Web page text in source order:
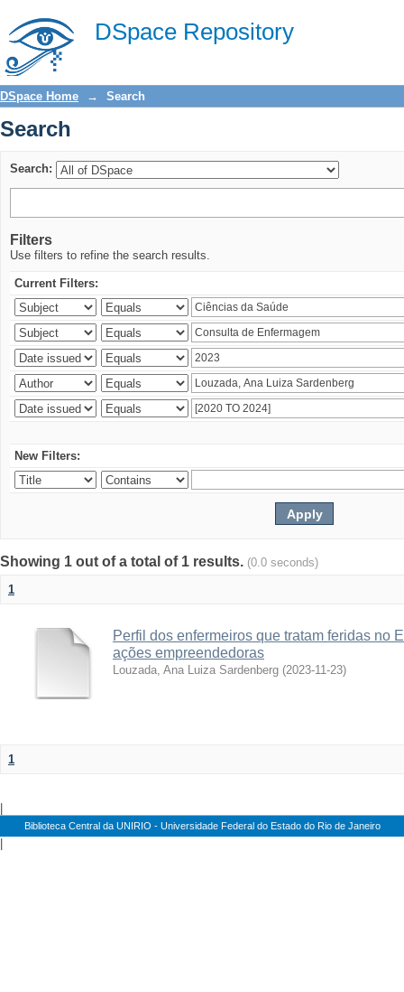
DSpace Repository
Search
DSpace Home → Search
Search
Search:
Filters
Use filters to refine the search results.
Current Filters:
New Filters:
Showing 1 out of a total of 1 results. (0.0 seconds)
1
Perfil dos enfermeiros que tratam feridas no
ações empreendedoras
Louzada, Ana Luiza Sardenberg (2023-11-23)
1
Biblioteca Central da UNIRIO - Universidade Federal do Estado do Rio de Janeiro